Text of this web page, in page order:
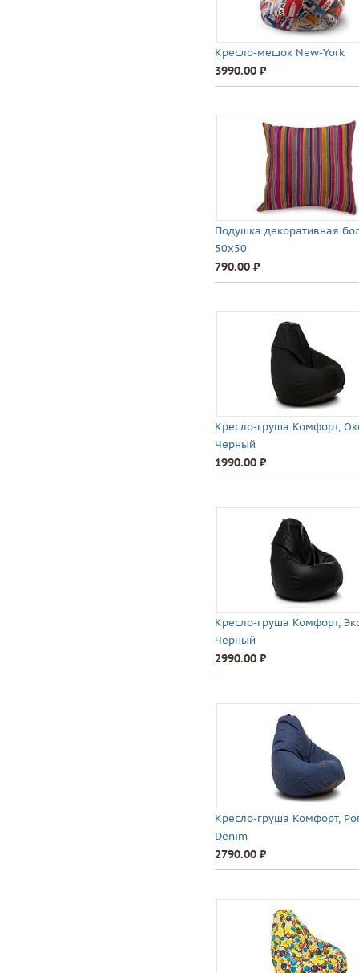
Кресло-мешок New-York
3990.00 ⃏
Подушка декоративная
50х50
790.00 ⃏
Кресло-груша Комфорт,
Черный
1990.00 ⃏
Кресло-груша Комфорт,
Черный
2990.00 ⃏
Кресло-груша Комфорт,
Denim
2790.00 ⃏